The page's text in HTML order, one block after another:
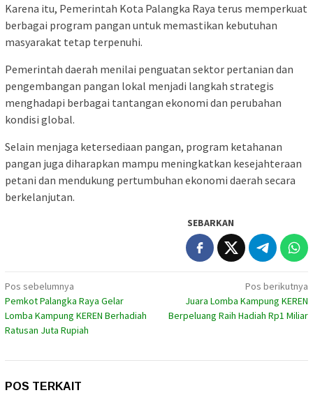
Karena itu, Pemerintah Kota Palangka Raya terus memperkuat
berbagai program pangan untuk memastikan kebutuhan
masyarakat tetap terpenuhi.
Pemerintah daerah menilai penguatan sektor pertanian dan
pengembangan pangan lokal menjadi langkah strategis
menghadapi berbagai tantangan ekonomi dan perubahan
kondisi global.
Selain menjaga ketersediaan pangan, program ketahanan
pangan juga diharapkan mampu meningkatkan kesejahteraan
petani dan mendukung pertumbuhan ekonomi daerah secara
berkelanjutan.
SEBARKAN
Navigasi
pos
Pos sebelumnya
Pemkot Palangka Raya Gelar
Lomba Kampung KEREN Berhadiah
Ratusan Juta Rupiah
Pos berikutnya
Juara Lomba Kampung KEREN
Berpeluang Raih Hadiah Rp1 Miliar
POS TERKAIT